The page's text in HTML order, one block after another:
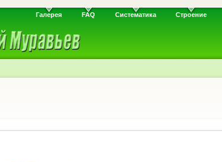
Галерея FAQ Систематика Строение